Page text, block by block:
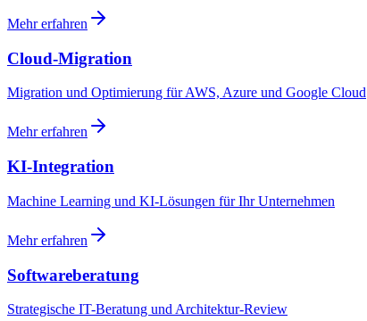
Mehr erfahren
Cloud-Migration
Migration und Optimierung für AWS, Azure und Google Cloud
Mehr erfahren
KI-Integration
Machine Learning und KI-Lösungen für Ihr Unternehmen
Mehr erfahren
Softwareberatung
Strategische IT-Beratung und Architektur-Review